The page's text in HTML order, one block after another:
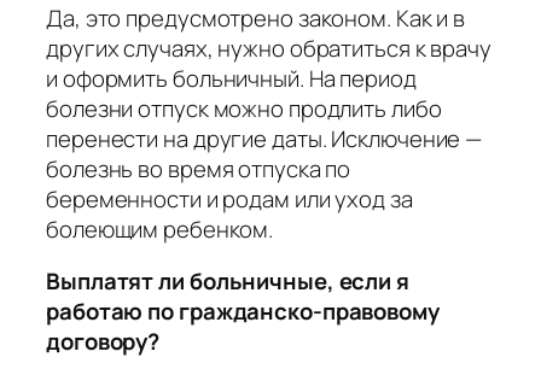
Да, это предусмотрено законом. Как и в
других случаях, нужно обратиться к врачу
и оформить больничный. На период
болезни отпуск можно продлить либо
перенести на другие даты. Исключение —
болезнь во время отпуска по
беременности и родам или уход за
болеющим ребенком.
Выплатят ли больничные, если я
работаю по гражданско-правовому
договору?